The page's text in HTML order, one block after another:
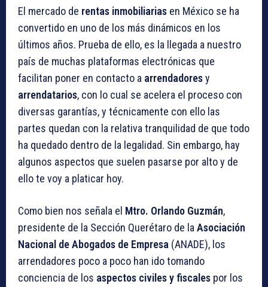
El mercado de rentas inmobiliarias en México se ha
convertido en uno de los más dinámicos en los
últimos años. Prueba de ello, es la llegada a nuestro
país de muchas plataformas electrónicas que
facilitan poner en contacto a arrendadoresy
arrendatarios, con lo cual se acelera el proceso con
diversas garantías, y técnicamente con ello las
partes quedan con la relativa tranquilidad de que todo
ha quedado dentro de la legalidad. Sin embargo, hay
algunos aspectos que suelen pasarse por alto y de
ello te voy a platicar hoy.
Como bien nos señala el Mtro. Orlando Guzmán,
presidente de la Sección Querétaro de la Asociación
Nacional de Abogados de Empresa (ANADE), los
arrendadores poco a poco han ido tomando
conciencia de los aspectos civiles y fiscales por los